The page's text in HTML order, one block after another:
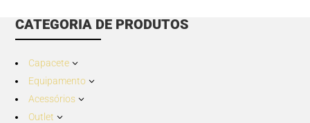
CATEGORIA DE PRODUTOS
Capacete 3
Equipamento 3
Acessórios 3
Outlet 3